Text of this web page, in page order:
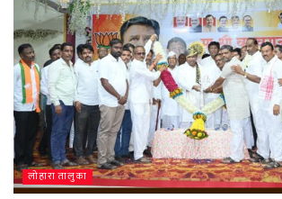
लोहारा तालुका